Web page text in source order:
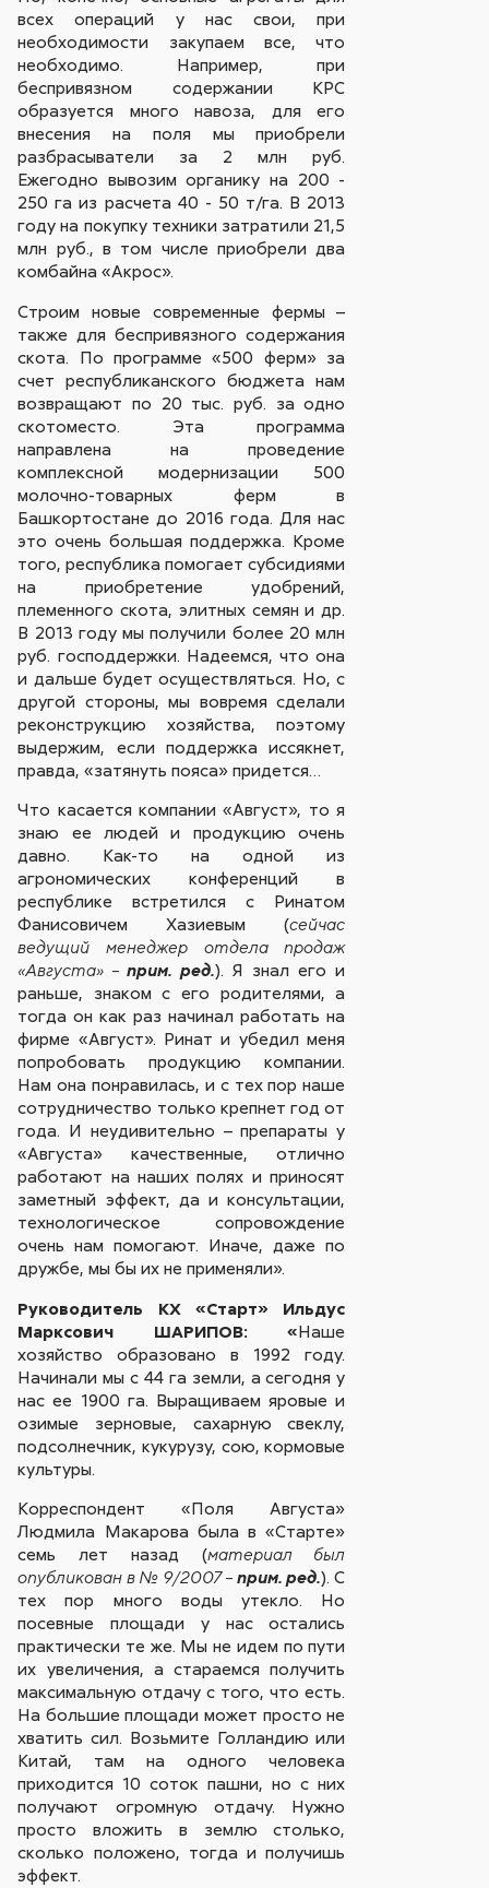
всех операций у нас свои, при
необходимости закупаем все, что
необходимо. Например, при
беспривязном содержании КРС
образуется много навоза, для его
внесения на поля мы приобрели
разбрасыватели за 2 млн руб.
Ежегодно вывозим органику на 200 -
250 га из расчета 40 - 50 т/га. В 2013
году на покупку техники затратили 21,5
млн руб., в том числе приобрели два
комбайна «Акрос».
Строим новые современные фермы –
также для беспривязного содержания
скота. По программе «500 ферм» за
счет республиканского бюджета нам
возвращают по 20 тыс. руб. за одно
скотоместо. Эта программа
направлена на проведение
комплексной модернизации 500
молочно-товарных ферм в
Башкортостане до 2016 года. Для нас
это очень большая поддержка. Кроме
того, республика помогает субсидиями
на приобретение удобрений,
племенного скота, элитных семян и др.
В 2013 году мы получили более 20 млн
руб. господдержки. Надеемся, что она
и дальше будет осуществляться. Но, с
другой стороны, мы вовремя сделали
реконструкцию хозяйства, поэтому
выдержим, если поддержка иссякнет,
правда, «затянуть пояса» придется…
Что касается компании «Август», то я
знаю ее людей и продукцию очень
давно. Как-то на одной из
агрономических конференций в
республике встретился с Ринатом
Фанисовичем Хазиевым (сейчас
ведущий менеджер отдела продаж
«Августа» –прим. ред.). Я знал его и
раньше, знаком с его родителями, а
тогда он как раз начинал работать на
фирме «Август». Ринат и убедил меня
попробовать продукцию компании.
Нам она понравилась, и с тех пор наше
сотрудничество только крепнет год от
года. И неудивительно – препараты у
«Августа» качественные, отлично
работают на наших полях и приносят
заметный эффект, да и консультации,
технологическое сопровождение
очень нам помогают. Иначе, даже по
дружбе, мы бы их не применяли».
Руководитель КХ «Старт» Ильдус
Марксович ШАРИПОВ: «Наше
хозяйство образовано в 1992 году.
Начинали мы с 44 га земли, а сегодня у
нас ее 1900 га. Выращиваем яровые и
озимые зерновые, сахарную свеклу,
подсолнечник, кукурузу, сою, кормовые
культуры.
Корреспондент «Поля Августа»
Людмила Макарова была в «Старте»
семь лет назад (материал был
опубликован в № 9/2007 – прим. ред.). С
тех пор много воды утекло. Но
посевные площади у нас остались
практически те же. Мы не идем по пути
их увеличения, а стараемся получить
максимальную отдачу с того, что есть.
На большие площади может просто не
хватить сил. Возьмите Голландию или
Китай, там на одного человека
приходится 10 соток пашни, но с них
получают огромную отдачу. Нужно
просто вложить в землю столько,
сколько положено, тогда и получишь
эффект.